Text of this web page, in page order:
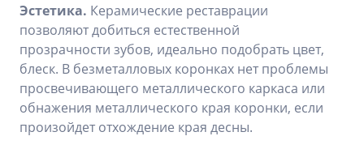
Эстетика. Керамические реставрации
позволяют добиться естественной
прозрачности зубов, идеально подобрать цвет,
блеск. В безметалловых коронках нет проблемы
просвечивающего металлического каркаса или
обнажения металлического края коронки, если
произойдет отхождение края десны.